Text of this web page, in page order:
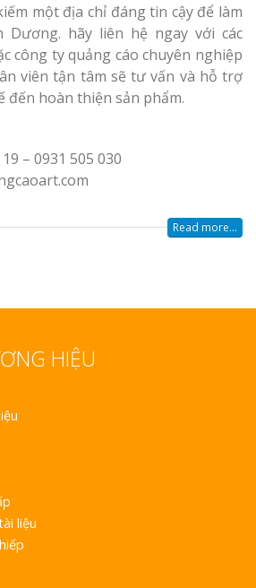
một địa chỉ đáng tin cậy để làm
Dương. hãy liên hệ ngay với các
công ty quảng cáo chuyên nghiệp
viên tận tâm sẽ tư vấn và hỗ trợ
đến hoàn thiện sản phẩm.
– 0931 505 030
Read more...
HIỆU
liệu